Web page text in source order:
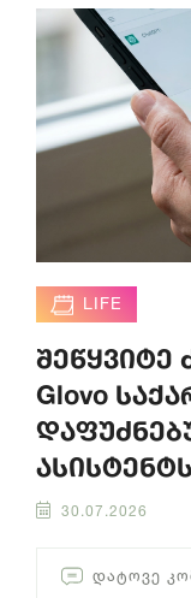
LIFE
შეწყვიტე
Glovo
30.07.2026
ᲓᲐᲢᲝᲕᲔ